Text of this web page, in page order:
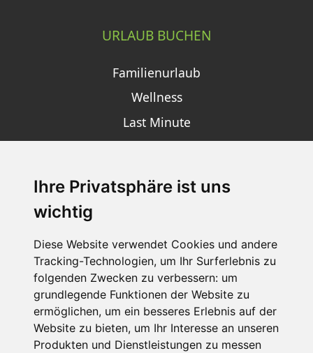
Ihre Privatsphäre ist uns
wichtig
Diese Website verwendet Cookies und andere
Tracking-Technologien, um Ihr Surferlebnis zu
folgenden Zwecken zu verbessern: um
grundlegende Funktionen der Website zu
ermöglichen, um ein besseres Erlebnis auf der
Website zu bieten, um Ihr Interesse an unseren
Produkten und Dienstleistungen zu messen
URLAUB BUCHEN
Familienurlaub
Wellness
Last Minute
SCHNEEHÖHEN SKI APP
Die Schneehoehen Ski APP für iOS und Android - Ein
Muss für alle Wintersportler und Schneefreaks!